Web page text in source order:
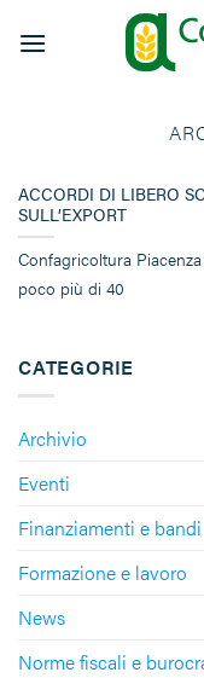
CATEGORIE
Archivio
Eventi
Finanziamenti e bandi
Formazione e lavoro
News
Norme fiscali e
ACCORDI DI LIBERO
SULL’EXPORT
Confagricoltura
poco più di 40